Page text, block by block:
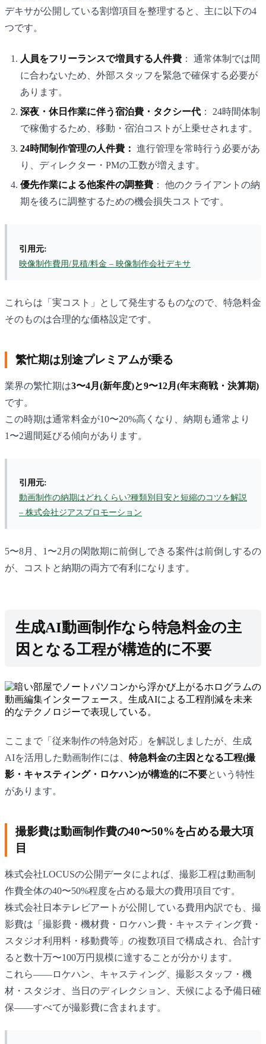
デキサが公開している割増項目を整理すると、主に以下の4
つです。
人員をフリーランスで増員する人件費： 通常体制では間
に合わないため、外部スタッフを緊急で確保する必要が
あります。
深夜・休日作業に伴う宿泊費・タクシー代： 24時間体制
で稼働するため、移動・宿泊コストが上乗せされます。
24時間制作管理の人件費： 進行管理を常時行う必要があ
り、ディレクター・PMの工数が増えます。
優先作業による他案件の調整費： 他のクライアントの納
期を後ろに調整するための機会損失コストです。
引用元:
映像制作費用/見積/料金 – 映像制作会社デキサ
これらは「実コスト」として発生するものなので、特急料金
そのものは合理的な価格設定です。
繁忙期は別途プレミアムが乗る
業界の繁忙期は3〜4月(新年度)と9〜12月(年末商戦・決算期)
です。
この時期は通常料金が10〜20%高くなり、納期も通常より
1〜2週間延びる傾向があります。
引用元:
動画制作の納期はどれくらい?種類別目安と短縮のコツを解説
– 株式会社ジアスプロモーション
5〜8月、1〜2月の閑散期に前倒しできる案件は前倒しするの
が、コストと納期の両方で有利になります。
生成AI動画制作なら特急料金の主
因となる工程が構造的に不要
ここまで「従来制作の特急対応」を解説しましたが、生成
AIを活用した動画制作には、 特急料金の主因となる工程(撮
影・キャスティング・ロケハン)が構造的に不要という特性
があります。
撮影費は動画制作費の40〜50%を占める最大項
目
株式会社LOCUSの公開データによれば、撮影工程は動画制
作費全体の40〜50%程度を占める最大の費用項目です。
株式会社日本テレビアートが公開している費用内訳でも、撮
影費は「撮影費・機材費・ロケハン費・キャスティング費・
スタジオ利用料・移動費等」の複数項目で構成され、合計す
ると数十万〜100万円規模に達することが分かります。
これら――ロケハン、キャスティング、撮影スタッフ・機
材・スタジオ、当日のディレクション、天候による予備日確
保――すべてが撮影費に含まれます。